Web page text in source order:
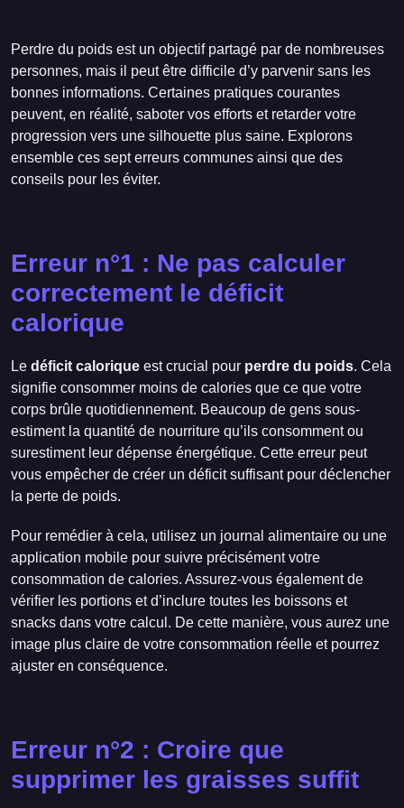
Perdre du poids est un objectif partagé par de nombreuses
personnes, mais il peut être difficile d’y parvenir sans les
bonnes informations. Certaines pratiques courantes
peuvent, en réalité, saboter vos efforts et retarder votre
progression vers une silhouette plus saine. Explorons
ensemble ces sept erreurs communes ainsi que des
conseils pour les éviter.
Erreur n°1 : Ne pas calculer
correctement le déficit
calorique
Le déficit calorique est crucial pour perdre du poids. Cela
signifie consommer moins de calories que ce que votre
corps brûle quotidiennement. Beaucoup de gens sous-
estiment la quantité de nourriture qu’ils consomment ou
surestiment leur dépense énergétique. Cette erreur peut
vous empêcher de créer un déficit suffisant pour déclencher
la perte de poids.
Pour remédier à cela, utilisez un journal alimentaire ou une
application mobile pour suivre précisément votre
consommation de calories. Assurez-vous également de
vérifier les portions et d’inclure toutes les boissons et
snacks dans votre calcul. De cette manière, vous aurez une
image plus claire de votre consommation réelle et pourrez
ajuster en conséquence.
Erreur n°2 : Croire que
supprimer les graisses suffit